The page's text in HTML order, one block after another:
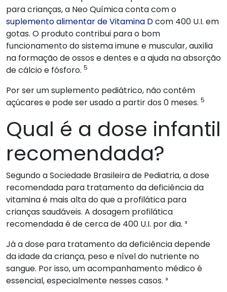
para crianças, a Neo Química conta com o
suplemento alimentar de Vitamina Dcom 400 U.I. em
gotas. O produto contribui para o bom
funcionamento do sistema imune e muscular, auxilia
na formação de ossos e dentes e a ajuda na absorção
de cálcio e fósforo. 5
Por ser um suplemento pediátrico, não contém
açúcares e pode ser usado a partir dos 0 meses. 5
Qual é a dose infantil
recomendada?
Segundo a Sociedade Brasileira de Pediatria, a dose
recomendada para tratamento da deficiência da
vitamina é mais alta do que a profilática para
crianças saudáveis. A dosagem profilática
recomendada é de cerca de 400 U.I. por dia. ³
Já a dose para tratamento da deficiência depende
da idade da criança, peso e nível do nutriente no
sangue. Por isso, um acompanhamento médico é
essencial, especialmente nesses casos. ³